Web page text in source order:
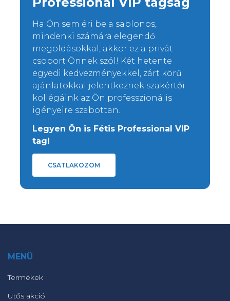
Ha Ön sem éri be a sablonos,
mindenki számára elegendő
megoldásokkal, akkor ez a privát
csoport Önnek szól! Két hetente
egyedi kedvezményekkel, zárt körű
ajánlatokkal jelentkeznek szakértői
kollégáink az Ön professzionális
igényeire szabottan.
Legyen Ön is Fétis Professional VIP
tag!
CSATLAKOZOM
MENÜ
Termékek
Ütős akció